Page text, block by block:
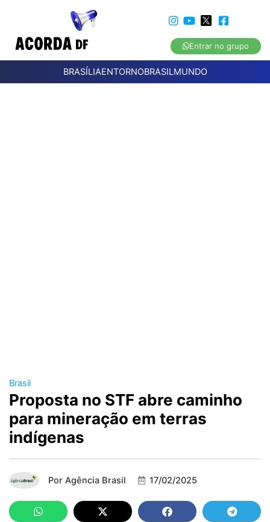
Entrar no grupo
BRASÍLIAENTORNOBRASILMUNDO
Brasil
Proposta no STF abre caminho
para mineração em terras
indígenas
Por Agência Brasil 17/02/2025